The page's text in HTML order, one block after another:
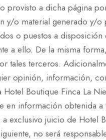
a dicha página
o material generado y/
o puestos a
a ello. De la misma
terceros.
opinión, información,
Boutique Finca La
información obtenida
juicio de Hotel
no será